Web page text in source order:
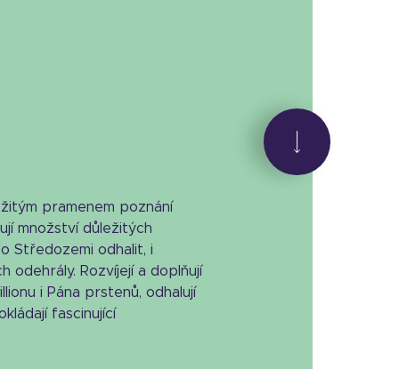
pramenem poznání
množství důležitých
Středozemi odhalit, i
odehrály. Rozvíjejí a doplňují
i Pána prstenů, odhalují
fascinující